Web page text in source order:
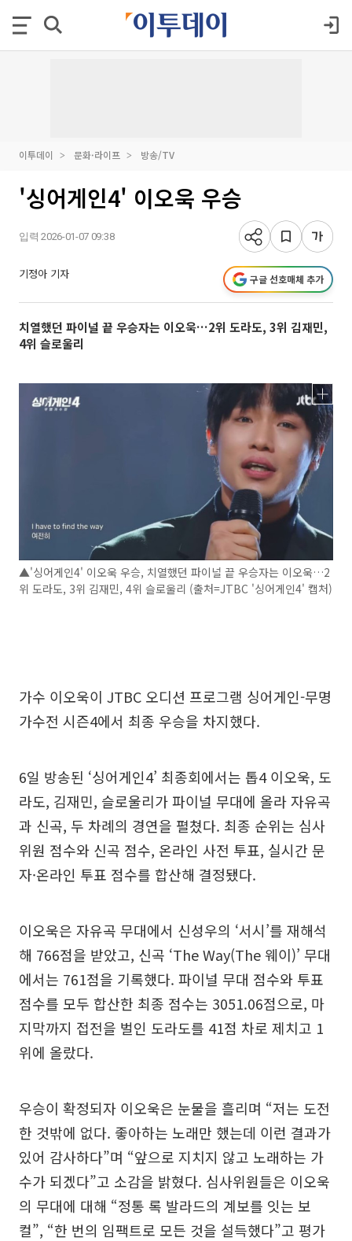
이투데이 문화·라이프 방송/TV
'싱어게인4' 이오욱 우승
입력 2026-01-07 09:38
기정아 기자 구글 선호매체 추가
치열했던 파이널 끝 우승자는 이오욱…2위 도라도, 3위 김재민,
4위 슬로울리
▲'싱어게인4' 이오욱 우승, 치열했던 파이널 끝 우승자는 이오욱…2
위 도라도, 3위 김재민, 4위 슬로울리 (출처=JTBC '싱어게인4' 캡처)
가수 이오욱이 JTBC 오디션 프로그램 싱어게인-무명
가수전 시즌4에서 최종 우승을 차지했다.
6일 방송된 ‘싱어게인4’ 최종회에서는 톱4 이오욱, 도
라도, 김재민, 슬로울리가 파이널 무대에 올라 자유곡
과 신곡, 두 차례의 경연을 펼쳤다. 최종 순위는 심사
위원 점수와 신곡 점수, 온라인 사전 투표, 실시간 문
자·온라인 투표 점수를 합산해 결정됐다.
이오욱은 자유곡 무대에서 신성우의 ‘서시’를 재해석
해 766점을 받았고, 신곡 ‘The Way(The 웨이)’ 무대
에서는 761점을 기록했다. 파이널 무대 점수와 투표
점수를 모두 합산한 최종 점수는 3051.06점으로, 마
지막까지 접전을 벌인 도라도를 41점 차로 제치고 1
위에 올랐다.
우승이 확정되자 이오욱은 눈물을 흘리며 “저는 도전
한 것밖에 없다. 좋아하는 노래만 했는데 이런 결과가
있어 감사하다”며 “앞으로 지치지 않고 노래하는 가
수가 되겠다”고 소감을 밝혔다. 심사위원들은 이오욱
의 무대에 대해 “정통 록 발라드의 계보를 잇는 보
컬”, “한 번의 임팩트로 모든 것을 설득했다”고 평가